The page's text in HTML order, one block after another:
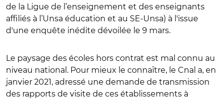
de la Ligue de l’enseignement et des enseignants
affiliés à l’Unsa éducation et au SE-Unsa) à l'issue
d'une enquête inédite dévoilée le 9 mars.
Le paysage des écoles hors contrat est mal connu au
niveau national. Pour mieux le connaître, le Cnal a, en
janvier 2021, adressé une demande de transmission
des rapports de visite de ces établissements à